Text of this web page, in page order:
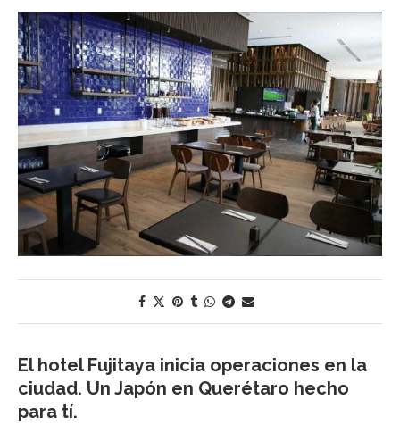
El hotel Fujitaya inicia operaciones en la
ciudad. Un Japón en Querétaro hecho
para tí.